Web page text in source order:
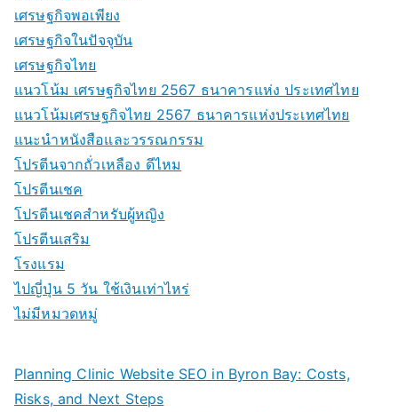
เศรษฐกิจพอเพียง
เศรษฐกิจในปัจจุบัน
เศรษฐกิจไทย
แนวโน้ม เศรษฐกิจไทย 2567 ธนาคารแห่ง ประเทศไทย
แนวโน้มเศรษฐกิจไทย 2567 ธนาคารแห่งประเทศไทย
แนะนำหนังสือและวรรณกรรม
โปรตีนจากถั่วเหลือง ดีไหม
โปรตีนเชค
โปรตีนเชคสำหรับผู้หญิง
โปรตีนเสริม
โรงแรม
ไปญี่ปุ่น 5 วัน ใช้เงินเท่าไหร่
ไม่มีหมวดหมู่
Planning Clinic Website SEO in Byron Bay: Costs,
Risks, and Next Steps